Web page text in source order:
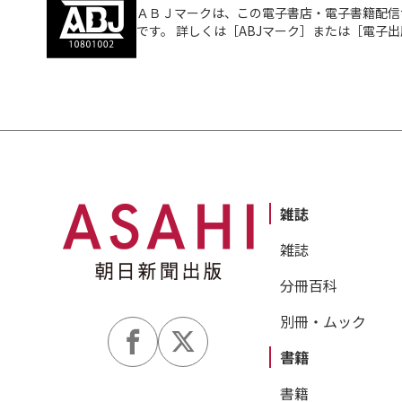
ＡＢＪマークは、この電子書店・電子書籍配
です。 詳しくは［ABJマーク］または［電子
雑誌
雑誌
分冊百科
別冊・ムック
書籍
書籍